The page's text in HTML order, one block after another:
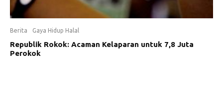
Berita Gaya Hidup Halal
Republik Rokok: Acaman Kelaparan untuk 7,8 Juta
Perokok